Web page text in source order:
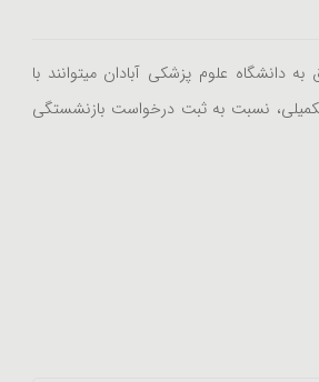
دانشگاه علوم پزشکی آبادان میتوانند با
نسبت به ثبت درخواست بازنشستگی